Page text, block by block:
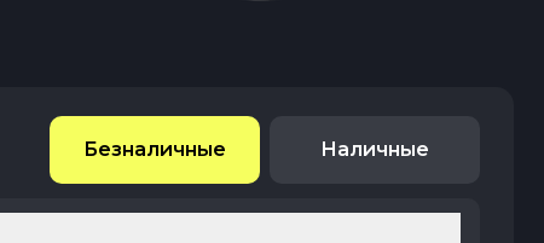
Безналичные Наличные